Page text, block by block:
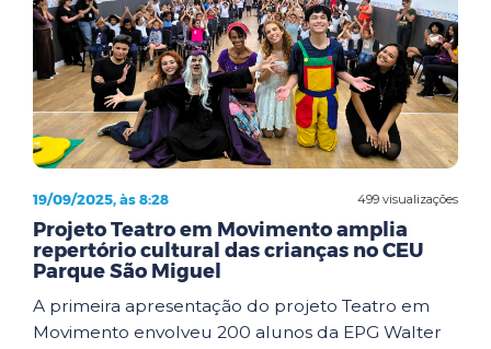
499 visualizações
19/09/2025, às 8:28
Projeto Teatro em Movimento amplia
repertório cultural das crianças no CEU
Parque São Miguel
A primeira apresentação do projeto Teatro em
Movimento envolveu 200 alunos da EPG Walter